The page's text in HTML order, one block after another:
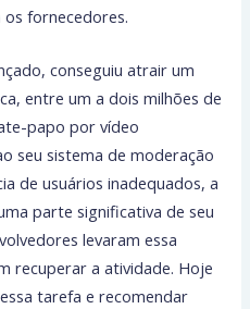
fornecedores.
conseguiu atrair um
entre um a dois milhões de
papo por vídeo
seu sistema de moderação
de usuários inadequados, a
parte significativa de seu
levaram essa
recuperar a atividade. Hoje
tarefa e recomendar